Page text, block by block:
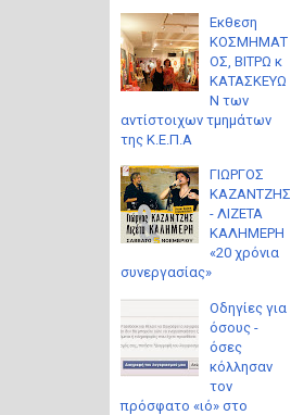
Eκθεση
ΚΟΣΜΗΜΑΤ
ΟΣ, ΒΙΤΡΩ κ
ΚΑΤΑΣΚΕΥΩ
Ν των
αντίστοιχων τμημάτων
της Κ.Ε.Π.Α
ΓΙΩΡΓΟΣ
ΚΑΖΑΝΤΖΗΣ
- ΛΙΖΕΤΑ
ΚΑΛΗΜΕΡΗ
«20 χρόνια
συνεργασίας»
Οδηγίες για
όσους -
όσες
κόλλησαν
τον
πρόσφατο «ιό» στο